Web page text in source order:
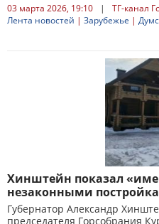
03 марта 2026, 19:10 |
ТГ-канал
Лента новостей | Зарубежье |
Хинштейн показал
незаконными
Губернатор Александр
председателя Горсобрания